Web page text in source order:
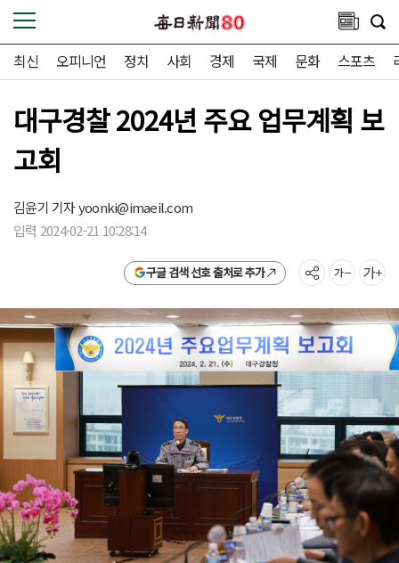
최신 오피니언 정치 사회 경제 국제 문화 스포츠
대구경찰 2024년 주요 업무계획 보
고회
김윤기 기자yoonki@imaeil.com
입력 2024-02-21 10:28:14
구글 검색 선호 출처로 추가